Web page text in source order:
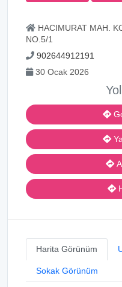
HACIMURAT MAH.
NO.5/1
902644912191
30 Ocak 2026
Harita Görünüm
Sokak Görünüm